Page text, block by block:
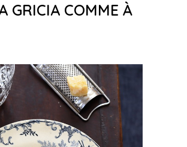
GRICIA COMME À